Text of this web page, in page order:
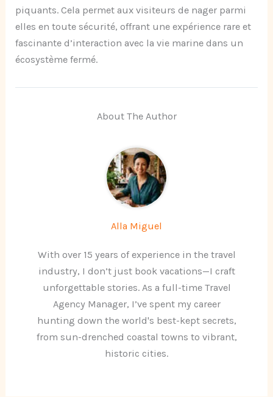
piquants. Cela permet aux visiteurs de nager parmi
elles en toute sécurité, offrant une expérience rare et
fascinante d’interaction avec la vie marine dans un
écosystème fermé.
About The Author
Alla Miguel
With over 15 years of experience in the travel
industry, I don’t just book vacations—I craft
unforgettable stories. As a full-time Travel
Agency Manager, I’ve spent my career
hunting down the world's best-kept secrets,
from sun-drenched coastal towns to vibrant,
historic cities.